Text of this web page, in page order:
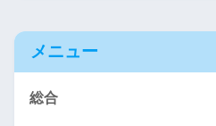
メニュー
総合